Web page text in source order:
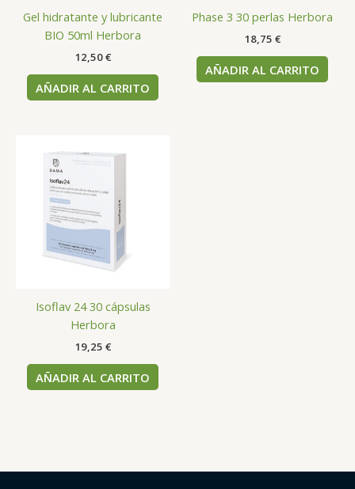
Gel hidratante y lubricante
BIO 50ml Herbora
12,50€
AÑADIR AL CARRITO
Phase 3 30 perlas Herbora
18,75 €
AÑADIR AL CARRITO
Isoflav 24 30 cápsulas
Herbora
19,25 €
AÑADIR AL CARRITO